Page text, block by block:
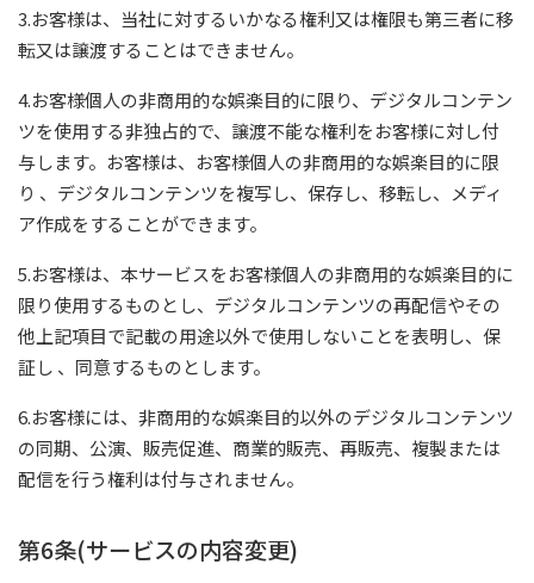
3.お客様は、当社に対するいかなる権利又は権限も第三者に移
転又は譲渡することはできません。
4.お客様個人の非商用的な娯楽目的に限り、デジタルコンテン
ツを使用する非独占的で、譲渡不能な権利をお客様に対し付
与します。お客様は、お客様個人の非商用的な娯楽目的に限
り 、デジタルコンテンツを複写し、保存し、移転し、メディ
ア作成をすることができます。
5.お客様は、本サービスをお客様個人の非商用的な娯楽目的に
限り使用するものとし、デジタルコンテンツの再配信やその
他上記項目で記載の用途以外で使用しないことを表明し、保
証し 、同意するものとします。
6.お客様には、非商用的な娯楽目的以外のデジタルコンテンツ
の同期、公演、販売促進、商業的販売、再販売、複製または
配信を行う権利は付与されません。
第6条(サービスの内容変更)